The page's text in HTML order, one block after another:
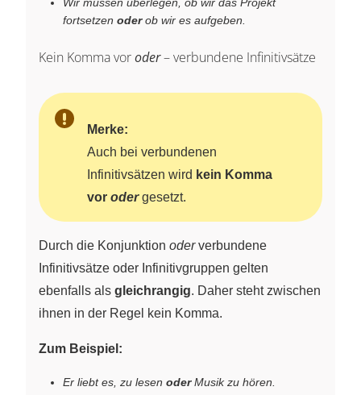
fortsetzen oderob wir es aufgeben.
Kein Komma voroder– verbundene Infinitivsätze
Merke:
Auch bei verbundenen
Infinitivsätzen wird kein Komma
vor odergesetzt.
Durch die Konjunktion oderverbundene
Infinitivsätze oder Infinitivgruppen gelten
ebenfalls als gleichrangig. Daher steht zwischen
ihnen in der Regel kein Komma.
Zum Beispiel:
Er liebt es, zu lesen oderMusik zu hören.